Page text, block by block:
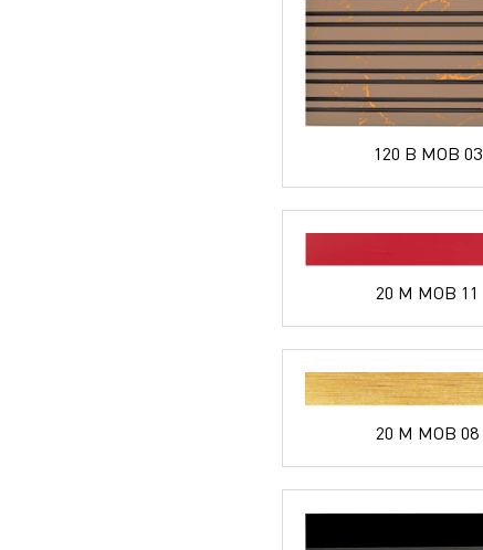
120 B MOB 03
20 M MOB 11
20 M MOB 08